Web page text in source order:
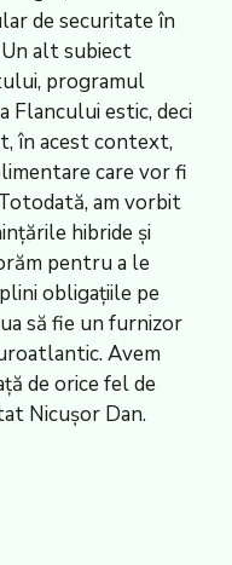
de securitate în
alt subiect
programul
Flancului estic, deci
în acest context,
care vor fi
am vorbit
hibride și
pentru a le
obligațiile pe
să fie un furnizor
Avem
de orice fel de
Nicușor Dan.